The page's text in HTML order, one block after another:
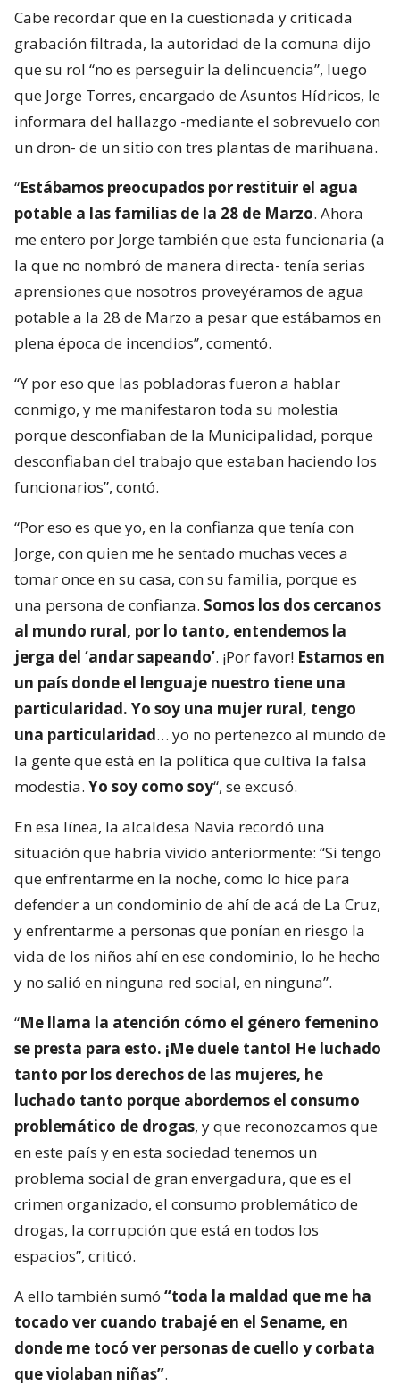
Cabe recordar que en la cuestionada y criticada
grabación filtrada, la autoridad de la comuna dijo
que su rol “no es perseguir la delincuencia”, luego
que Jorge Torres, encargado de Asuntos Hídricos, le
informara del hallazgo -mediante el sobrevuelo con
un dron- de un sitio con tres plantas de marihuana.
“Estábamos preocupados por restituir el agua
potable a las familias de la 28 de Marzo. Ahora
me entero por Jorge también que esta funcionaria (a
la que no nombró de manera directa- tenía serias
aprensiones que nosotros proveyéramos de agua
potable a la 28 de Marzo a pesar que estábamos en
plena época de incendios”, comentó.
“Y por eso que las pobladoras fueron a hablar
conmigo, y me manifestaron toda su molestia
porque desconfiaban de la Municipalidad, porque
desconfiaban del trabajo que estaban haciendo los
funcionarios”, contó.
“Por eso es que yo, en la confianza que tenía con
Jorge, con quien me he sentado muchas veces a
tomar once en su casa, con su familia, porque es
una persona de confianza. Somos los dos cercanos
al mundo rural, por lo tanto, entendemos la
jerga del ‘andar sapeando’. ¡Por favor! Estamos en
un país donde el lenguaje nuestro tiene una
particularidad. Yo soy una mujer rural, tengo
una particularidad… yo no pertenezco al mundo de
la gente que está en la política que cultiva la falsa
modestia. Yo soy como soy“, se excusó.
En esa línea, la alcaldesa Navia recordó una
situación que habría vivido anteriormente: “Si tengo
que enfrentarme en la noche, como lo hice para
defender a un condominio de ahí de acá de La Cruz,
y enfrentarme a personas que ponían en riesgo la
vida de los niños ahí en ese condominio, lo he hecho
y no salió en ninguna red social, en ninguna”.
“Me llama la atención cómo el género femenino
se presta para esto. ¡Me duele tanto! He luchado
tanto por los derechos de las mujeres, he
luchado tanto porque abordemos el consumo
problemático de drogas, y que reconozcamos que
en este país y en esta sociedad tenemos un
problema social de gran envergadura, que es el
crimen organizado, el consumo problemático de
drogas, la corrupción que está en todos los
espacios”, criticó.
A ello también sumó “toda la maldad que me ha
tocado ver cuando trabajé en el Sename, en
donde me tocó ver personas de cuello y corbata
que violaban niñas”.